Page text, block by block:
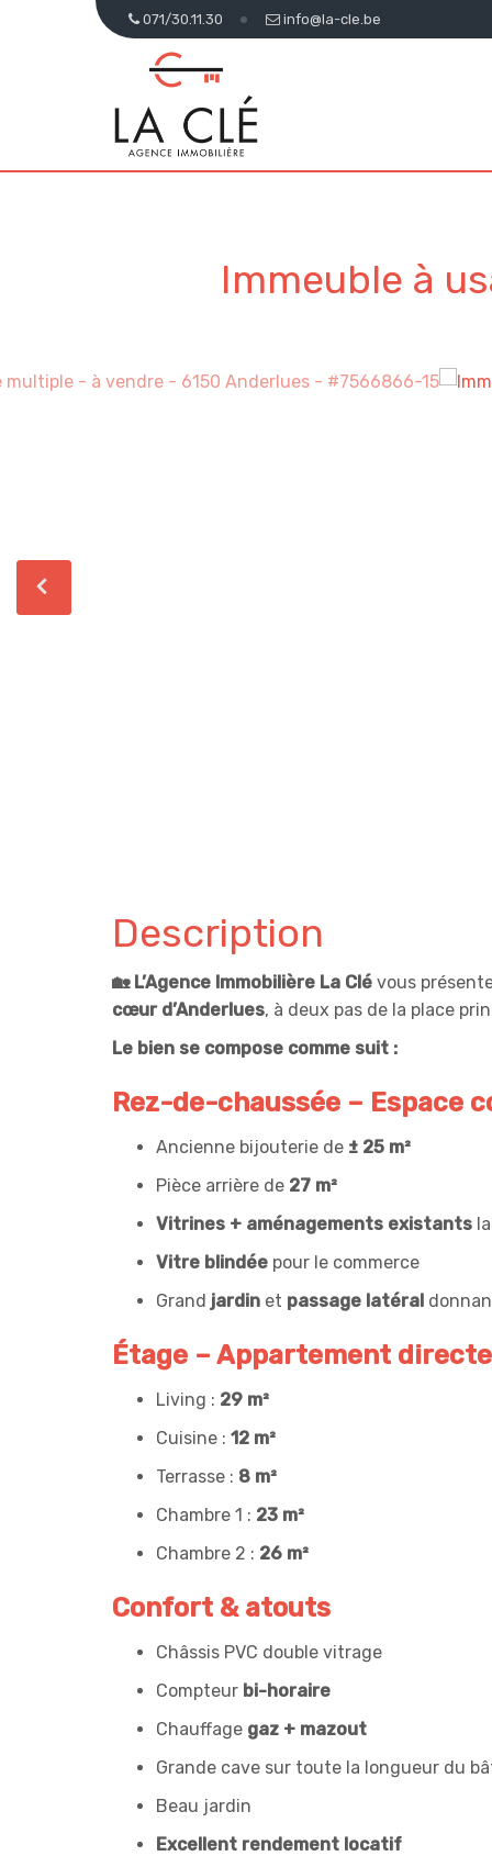
071/30.11.30 info@la-cle.be
Immeuble à
Description
🏡 L’Agence Immobilière La Clé vous
cœur d’Anderlues, à deux pas de la place
Le bien se compose comme suit :
Rez-de-chaussée – Espace
Ancienne bijouterie de ± 25 m²
Pièce arrière de 27 m²
Vitrines + aménagements existants
Vitre blindée pour le commerce
Grand jardin et passage latéral
Étage – Appartement
Living : 29 m²
Cuisine : 12 m²
Terrasse : 8 m²
Chambre 1 : 23 m²
Chambre 2 : 26 m²
Confort & atouts
Châssis PVC double vitrage
Compteur bi-horaire
Chauffage gaz + mazout
Grande cave sur toute la longueur du
Beau jardin
Excellent rendement locatif